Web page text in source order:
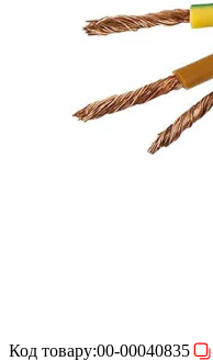
Код товару:00-00040835